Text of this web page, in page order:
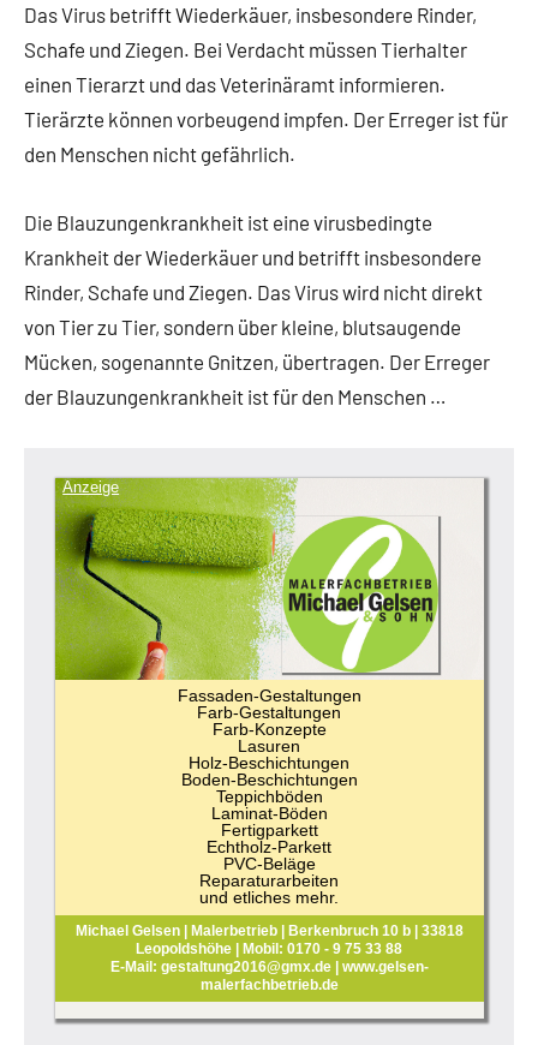
Das Virus betrifft Wiederkäuer, insbesondere Rinder,
Schafe und Ziegen. Bei Verdacht müssen Tierhalter
einen Tierarzt und das Veterinäramt informieren.
Tierärzte können vorbeugend impfen. Der Erreger ist für
den Menschen nicht gefährlich.
Die Blauzungenkrankheit ist eine virusbedingte
Krankheit der Wiederkäuer und betrifft insbesondere
Rinder, Schafe und Ziegen. Das Virus wird nicht direkt
von Tier zu Tier, sondern über kleine, blutsaugende
Mücken, sogenannte Gnitzen, übertragen. Der Erreger
der Blauzungenkrankheit ist für den Menschen …
Anzeige
Fassaden-Gestaltungen
Farb-Gestaltungen
Farb-Konzepte
Lasuren
Holz-Beschichtungen
Boden-Beschichtungen
Teppichböden
Laminat-Böden
Fertigparkett
Echtholz-Parkett
PVC-Beläge
Reparaturarbeiten
und etliches mehr.
Michael Gelsen | Malerbetrieb | Berkenbruch 10 b | 33818
Leopoldshöhe | Mobil: 0170 - 9 75 33 88
E-Mail: gestaltung2016@gmx.de | www.gelsen-
malerfachbetrieb.de